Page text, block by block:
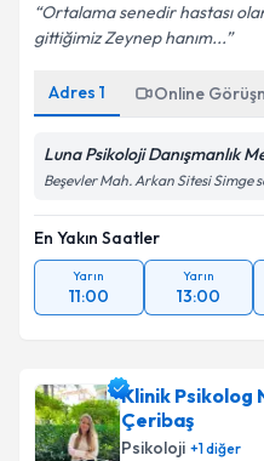
Ortalama senedir hastası
gittiğimiz Zeynep hanım...
Adres 1 Online
Luna Psikoloji Danışmanlık
Beşevler Mah. Arkan Sitesi Simge
En Yakın Saatler
Yarın
11:00
Yarın
13:00
Klinik Psikolog
Çeribaş
Psikoloji +1diğer